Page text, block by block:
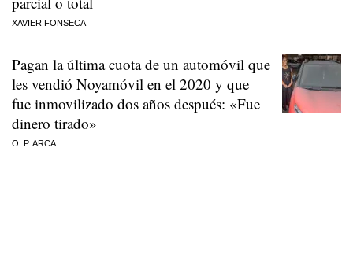
XAVIER FONSECA
Pagan la última cuota de un automóvil que
les vendió Noyamóvil en el 2020 y que
fue inmovilizado dos años después: «Fue
dinero tirado»
O. P. ARCA